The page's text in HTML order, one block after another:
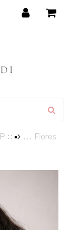
:: ... Flores